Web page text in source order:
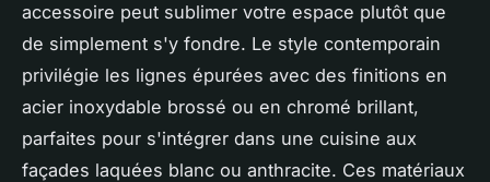
accessoire peut sublimer votre espace plutôt que
de simplement s'y fondre. Le style contemporain
privilégie les lignes épurées avec des finitions en
acier inoxydable brossé ou en chromé brillant,
parfaites pour s'intégrer dans une cuisine aux
façades laquées blanc ou anthracite. Ces matériaux